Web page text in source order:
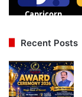
Recent Posts